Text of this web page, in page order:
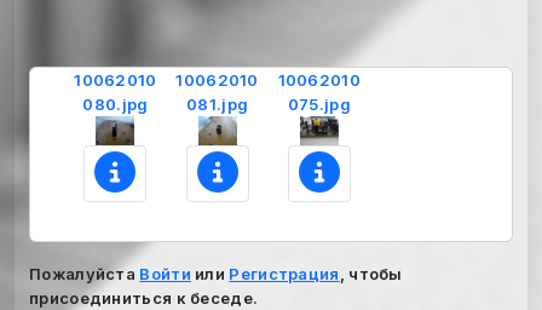
10062010
080.jpg
10062010
081.jpg
10062010
075.jpg
Пожалуйста Войти или Регистрация, чтобы
присоединиться к беседе.